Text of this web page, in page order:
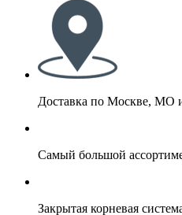
Доставка по Москве, МО
Самый большой
Закрытая корневая